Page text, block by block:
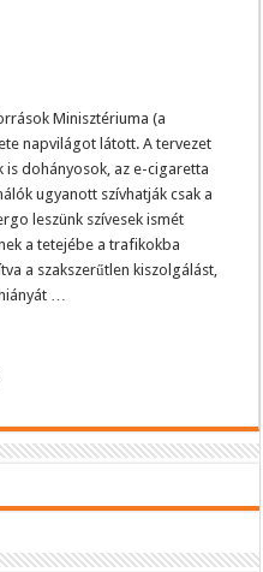
Minisztériuma (a
napvilágot látott. A tervezet
dohányosok, az e-cigaretta
ugyanott szívhatják csak a
leszünk szívesek ismét
a tetejébe a trafikokba
a szakszerűtlen kiszolgálást,
…